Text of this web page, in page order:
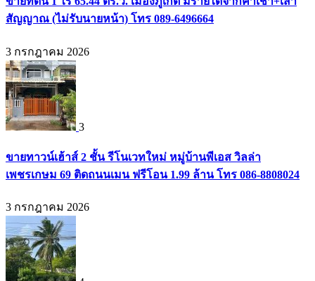
สัญญาณ (ไม่รับนายหน้า) โทร 089-6496664
3 กรกฎาคม 2026
3
ขายทาวน์เฮ้าส์ 2 ชั้น รีโนเวทใหม่ หมู่บ้านพีเอส วิลล่า
เพชรเกษม 69 ติดถนนเมน ฟรีโอน 1.99 ล้าน โทร 086-8808024
3 กรกฎาคม 2026